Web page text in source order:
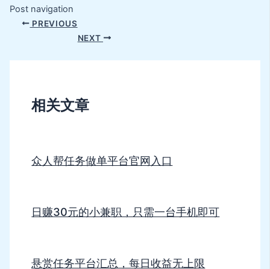
Post navigation
PREVIOUS
NEXT
相关文章
众人帮任务做单平台官网入口
日赚30元的小兼职，只需一台手机即可
悬赏任务平台汇总，每日收益无上限